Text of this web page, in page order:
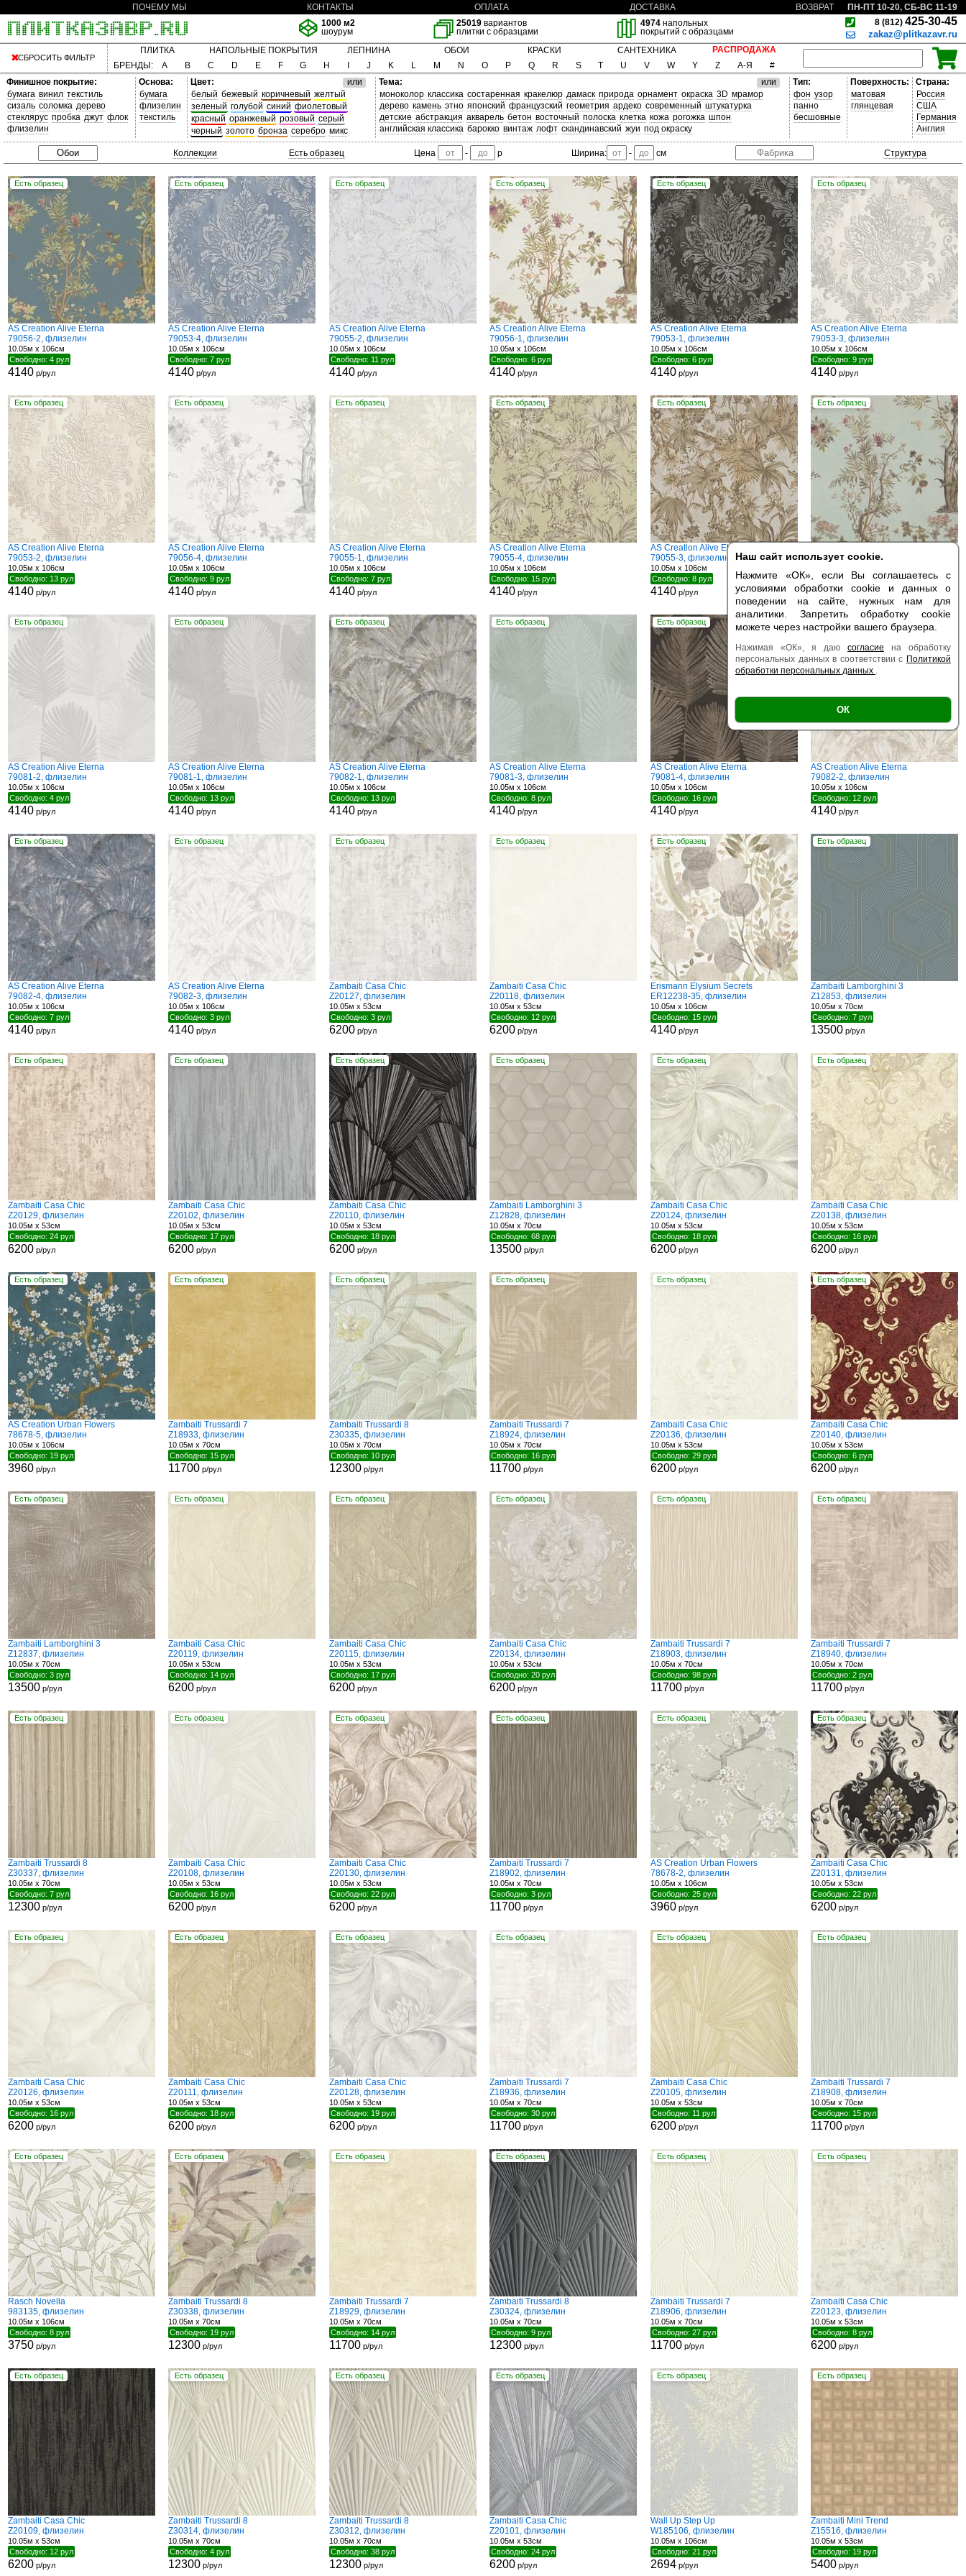
Наш сайт использует cookie.
Нажмите «ОК», если Вы соглашаетесь с
условиями обработки cookie и данных о
поведении на сайте, нужных нам для
аналитики. Запретить обработку cookie
можете через настройки вашего браузера.
Нажимая «ОК», я даю согласие на обработку
персональных данных в соответствии с Политикой
обработки персональных данных .
ОК
ПОЧЕМУ МЫ КОНТАКТЫ ОПЛАТА ДОСТАВКА ВОЗВРАТ
ПН-ПТ 10-20, СБ-ВС 11-19
1000 м2
шоурум
25019 вариантов
плитки с образцами
4974напольных
покрытий с образцами
8 (812) 425-30-45
zakaz@plitkazavr.ru
СБРОСИТЬ ФИЛЬТР
ПЛИТКА НАПОЛЬНЫЕ ПОКРЫТИЯ ЛЕПНИНА ОБОИ КРАСКИ САНТЕХНИКА
РАСПРОДАЖА
БРЕНДЫ:
A B C D E F G H J K L M N O P Q R S T U V W Y Z А-Я
#
Финишное покрытие:
бумага винил текстиль
сизаль соломка дерево
стеклярус пробка джут флок
флизелин
Основа:
бумага
флизелин
текстиль
Цвет:
или
белый бежевый коричневый желтый
зеленый голубой синий фиолетовый
красный оранжевый розовый серый
черный золото бронза серебро микс
Тема:
или
моноколор классика состаренная кракелюр дамаск природа орнамент окраска 3D мрамор
дерево камень этно японский французский геометрия ардеко современный штукатурка
детские абстракция акварель бетон восточный полоска клетка кожа рогожка шпон
английская классика барокко винтаж лофт скандинавский жуи под окраску
Тип:
фон узор
панно
бесшовные
Поверхность:
матовая
глянцевая
Страна:
Россия
США
Германия
Англия
Коллекции Есть образец Цена - р Ширина: - см Структура
Есть образец
AS Creation Alive Eterna
79056-2, флизелин
10.05м x 106см
Свободно: 4 рул
4140р/рул
Есть образец
AS Creation Alive Eterna
79053-4, флизелин
10.05м x 106см
Свободно: 7 рул
4140 р/рул
Есть образец
AS Creation Alive Eterna
79055-2, флизелин
10.05м x 106см
Свободно: 11 рул
4140р/рул
Есть образец
AS Creation Alive Eterna
79056-1, флизелин
10.05м x 106см
Свободно: 6 рул
4140 р/рул
Есть образец
AS Creation Alive Eterna
79053-1, флизелин
10.05м x 106см
Свободно: 6 рул
4140р/рул
Есть образец
AS Creation Alive Eterna
79053-3, флизелин
10.05м x 106см
Свободно: 9 рул
4140 р/рул
Есть образец
AS Creation Alive Eterna
79053-2, флизелин
10.05м x 106см
Свободно: 13 рул
4140р/рул
Есть образец
AS Creation Alive Eterna
79056-4, флизелин
10.05м x 106см
Свободно: 9 рул
4140 р/рул
Есть образец
AS Creation Alive Eterna
79055-1, флизелин
10.05м x 106см
Свободно: 7 рул
4140р/рул
Есть образец
AS Creation Alive Eterna
79055-4, флизелин
10.05м x 106см
Свободно: 15 рул
4140 р/рул
Есть образец
AS Creation Alive Eterna
79055-3, флизелин
10.05м x 106см
Свободно: 8 рул
4140р/рул
Есть образец
79056-3, флизелин
Свободно: 5 рул
4140р/рул
Есть образец
AS Creation Alive Eterna
79081-2, флизелин
10.05м x 106см
Свободно: 4 рул
4140р/рул
Есть образец
AS Creation Alive Eterna
79081-1, флизелин
10.05м x 106см
Свободно: 13 рул
4140 р/рул
Есть образец
AS Creation Alive Eterna
79082-1, флизелин
10.05м x 106см
Свободно: 13 рул
4140р/рул
Есть образец
AS Creation Alive Eterna
79081-3, флизелин
10.05м x 106см
Свободно: 8 рул
4140 р/рул
Есть образец
AS Creation Alive Eterna
79081-4, флизелин
10.05м x 106см
Свободно: 16 рул
4140р/рул
Есть образец
AS Creation Alive Eterna
79082-2, флизелин
10.05м x 106см
Свободно: 12 рул
4140 р/рул
Есть образец
AS Creation Alive Eterna
79082-4, флизелин
10.05м x 106см
Свободно: 7 рул
4140р/рул
Есть образец
AS Creation Alive Eterna
79082-3, флизелин
10.05м x 106см
Свободно: 3 рул
4140 р/рул
Есть образец
Zambaiti Casa Chic
Z20127, флизелин
10.05м x 53см
Свободно: 3 рул
6200р/рул
Есть образец
Zambaiti Casa Chic
Z20118, флизелин
10.05м x 53см
Свободно: 12 рул
6200 р/рул
Есть образец
Erismann Elysium Secrets
ER12238-35, флизелин
10.05м x 106см
Свободно: 15 рул
4140р/рул
Есть образец
Zambaiti Lamborghini 3
Z12853, флизелин
10.05м x 70см
Свободно: 7 рул
13500 р/рул
Есть образец
Zambaiti Casa Chic
Z20129, флизелин
10.05м x 53см
Свободно: 24 рул
6200р/рул
Есть образец
Zambaiti Casa Chic
Z20102, флизелин
10.05м x 53см
Свободно: 17 рул
6200 р/рул
Есть образец
Zambaiti Casa Chic
Z20110, флизелин
10.05м x 53см
Свободно: 18 рул
6200р/рул
Есть образец
Zambaiti Lamborghini 3
Z12828, флизелин
10.05м x 70см
Свободно: 68 рул
13500 р/рул
Есть образец
Zambaiti Casa Chic
Z20124, флизелин
10.05м x 53см
Свободно: 18 рул
6200р/рул
Есть образец
Zambaiti Casa Chic
Z20138, флизелин
10.05м x 53см
Свободно: 16 рул
6200 р/рул
Есть образец
AS Creation Urban Flowers
78678-5, флизелин
10.05м x 106см
Свободно: 19 рул
3960р/рул
Есть образец
Zambaiti Trussardi 7
Z18933, флизелин
10.05м x 70см
Свободно: 15 рул
11700 р/рул
Есть образец
Zambaiti Trussardi 8
Z30335, флизелин
10.05м x 70см
Свободно: 10 рул
12300р/рул
Есть образец
Zambaiti Trussardi 7
Z18924, флизелин
10.05м x 70см
Свободно: 16 рул
11700 р/рул
Есть образец
Zambaiti Casa Chic
Z20136, флизелин
10.05м x 53см
Свободно: 29 рул
6200р/рул
Есть образец
Zambaiti Casa Chic
Z20140, флизелин
10.05м x 53см
Свободно: 6 рул
6200 р/рул
Есть образец
Zambaiti Lamborghini 3
Z12837, флизелин
10.05м x 70см
Свободно: 3 рул
13500р/рул
Есть образец
Zambaiti Casa Chic
Z20119, флизелин
10.05м x 53см
Свободно: 14 рул
6200 р/рул
Есть образец
Zambaiti Casa Chic
Z20115, флизелин
10.05м x 53см
Свободно: 17 рул
6200р/рул
Есть образец
Zambaiti Casa Chic
Z20134, флизелин
10.05м x 53см
Свободно: 20 рул
6200 р/рул
Есть образец
Zambaiti Trussardi 7
Z18903, флизелин
10.05м x 70см
Свободно: 98 рул
11700р/рул
Есть образец
Zambaiti Trussardi 7
Z18940, флизелин
10.05м x 70см
Свободно: 2 рул
11700 р/рул
Есть образец
Zambaiti Trussardi 8
Z30337, флизелин
10.05м x 70см
Свободно: 7 рул
12300р/рул
Есть образец
Zambaiti Casa Chic
Z20108, флизелин
10.05м x 53см
Свободно: 16 рул
6200 р/рул
Есть образец
Zambaiti Casa Chic
Z20130, флизелин
10.05м x 53см
Свободно: 22 рул
6200р/рул
Есть образец
Zambaiti Trussardi 7
Z18902, флизелин
10.05м x 70см
Свободно: 3 рул
11700 р/рул
Есть образец
AS Creation Urban Flowers
78678-2, флизелин
10.05м x 106см
Свободно: 25 рул
3960р/рул
Есть образец
Zambaiti Casa Chic
Z20131, флизелин
10.05м x 53см
Свободно: 22 рул
6200 р/рул
Есть образец
Zambaiti Casa Chic
Z20126, флизелин
10.05м x 53см
Свободно: 16 рул
6200р/рул
Есть образец
Zambaiti Casa Chic
Z20111, флизелин
10.05м x 53см
Свободно: 18 рул
6200 р/рул
Есть образец
Zambaiti Casa Chic
Z20128, флизелин
10.05м x 53см
Свободно: 19 рул
6200р/рул
Есть образец
Zambaiti Trussardi 7
Z18936, флизелин
10.05м x 70см
Свободно: 30 рул
11700 р/рул
Есть образец
Zambaiti Casa Chic
Z20105, флизелин
10.05м x 53см
Свободно: 11 рул
6200р/рул
Есть образец
Zambaiti Trussardi 7
Z18908, флизелин
10.05м x 70см
Свободно: 15 рул
11700 р/рул
Есть образец
Rasch Novella
983135, флизелин
10.05м x 106см
Свободно: 8 рул
3750р/рул
Есть образец
Zambaiti Trussardi 8
Z30338, флизелин
10.05м x 70см
Свободно: 19 рул
12300 р/рул
Есть образец
Zambaiti Trussardi 7
Z18929, флизелин
10.05м x 70см
Свободно: 14 рул
11700р/рул
Есть образец
Zambaiti Trussardi 8
Z30324, флизелин
10.05м x 70см
Свободно: 9 рул
12300 р/рул
Есть образец
Zambaiti Trussardi 7
Z18906, флизелин
10.05м x 70см
Свободно: 27 рул
11700р/рул
Есть образец
Zambaiti Casa Chic
Z20123, флизелин
10.05м x 53см
Свободно: 8 рул
6200 р/рул
Есть образец
Zambaiti Casa Chic
Z20109, флизелин
10.05м x 53см
Свободно: 12 рул
6200р/рул
Есть образец
Zambaiti Trussardi 8
Z30314, флизелин
10.05м x 70см
Свободно: 4 рул
12300 р/рул
Есть образец
Zambaiti Trussardi 8
Z30312, флизелин
10.05м x 70см
Свободно: 38 рул
12300р/рул
Есть образец
Zambaiti Casa Chic
Z20101, флизелин
10.05м x 53см
Свободно: 24 рул
6200 р/рул
Есть образец
Wall Up Step Up
W185106, флизелин
10.05м x 106см
Свободно: 21 рул
2694р/рул
Есть образец
Zambaiti Mini Trend
Z15516, флизелин
10.05м x 53см
Свободно: 19 рул
5400 р/рул